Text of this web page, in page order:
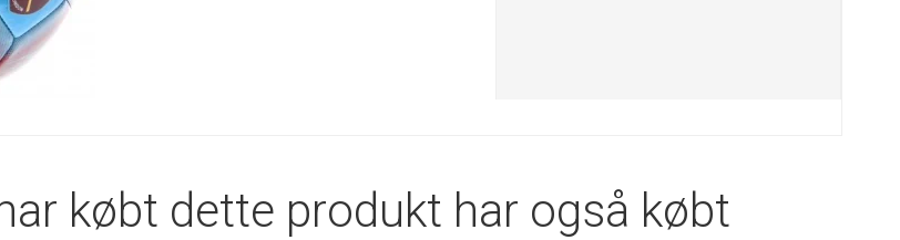
købt dette produkt har også købt